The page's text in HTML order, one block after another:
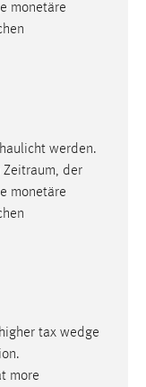
monetäre
werden.
Zeitraum, der
monetäre
tax wedge
more